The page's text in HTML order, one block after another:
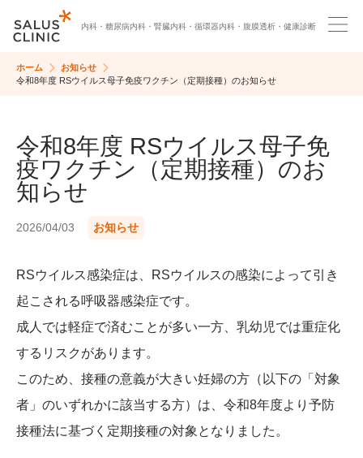
内科・ 糖尿病内科・ 腎臓内科・ 循環器内科・ 腹膜透析・ 健康診断
ホーム
お知らせ
令和8年度 RSウイルス母子免疫ワクチン（定期接種）のお知らせ
令和8年度 RSウイルス母子免
疫ワクチン（定期接種）のお
知らせ
2026/04/03 お知らせ
RSウイルス感染症は、RSウイルスの感染によって引き
起こされる呼吸器感染症です。
成人では軽症で済むことが多い一方、乳幼児では重症化
するリスクがあります。
このため、接種の意義が大きい妊婦の方（以下の「対象
者」のいずれかに該当する方）は、令和8年度より予防
接種法に基づく定期接種の対象となりました。